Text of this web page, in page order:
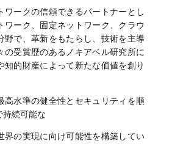
ワークの信頼できるパートナーとし
ワーク、固定ネットワーク、クラウ
野で、革新をもたらし、技術を主導
の受賞歴のあるノキアベル研究所に
知的財産によって新たな価値を創り
高水準の健全性とセキュリティを順
持続可能な
界の実現に向け可能性を構築してい